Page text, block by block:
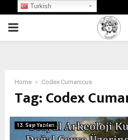
PRIMARY
Home Codex Cumanicus
Tag:Codex
13. Sayı Yazıları
Turkish